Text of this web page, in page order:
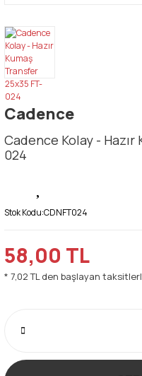
Cadence
Cadence Kolay - Hazır
024
Stok Kodu:CDNFT024
58,00 TL
* 7,02 TL den başlayan